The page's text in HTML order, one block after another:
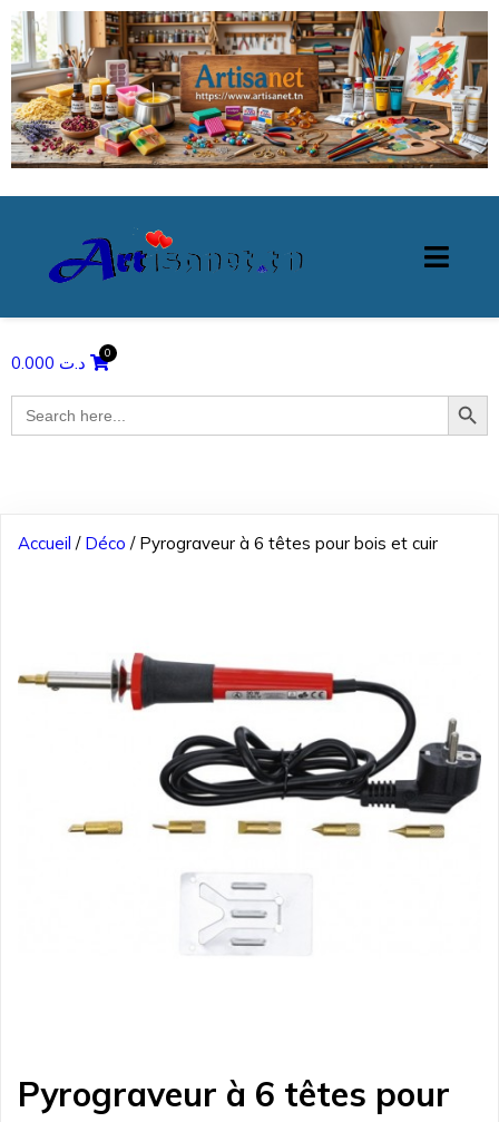
د.ت
Search
for:
Search Button
Accueil / Déco / Pyrograveur à 6 têtes pour bois et cuir
Pyrograveur à 6 têtes pour